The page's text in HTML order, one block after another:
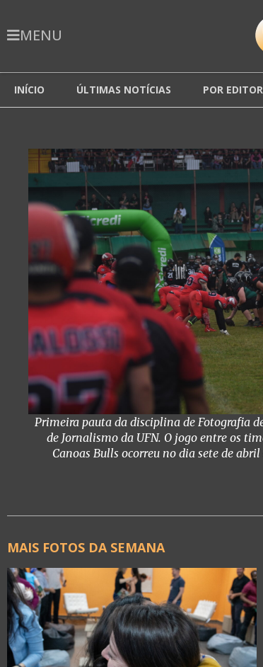
MENU
INÍCIO ÚLTIMAS NOTÍCIAS POR
Primeira pauta da disciplina de Fotografia
de Jornalismo da UFN. O jogo entre os
Canoas Bulls ocorreu no dia sete de
MAIS FOTOS DA SEMANA